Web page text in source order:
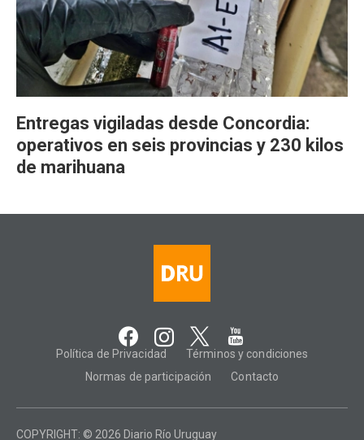
Entregas vigiladas desde Concordia:
operativos en seis provincias y 230 kilos
de marihuana
Política de Privacidad
Términos y condiciones
Normas de participación
Contacto
COPYRIGHT: © 2026 Diario Río Uruguay